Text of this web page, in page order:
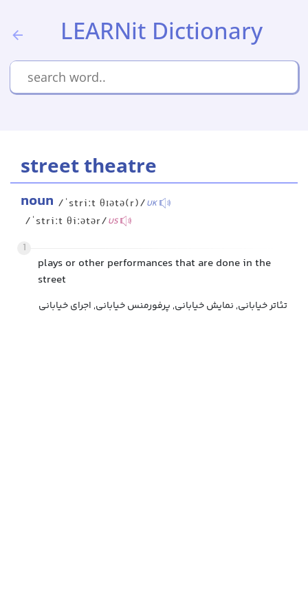
LEARNit Dictionary
street theatre
noun /ˈstriːt θɪətə(r)/UK
/ˈstriːt θiːətər/US
1
plays or other performances that are done in the
street
تئاتر خیابانی, نمایش خیابانی, پرفورمنس خیابانی, اجرای خیابانی